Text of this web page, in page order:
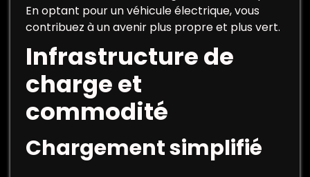
En optant pour un véhicule électrique, vous
contribuez à un avenir plus propre et plus vert.
Infrastructure de
charge et
commodité
Chargement simplifié